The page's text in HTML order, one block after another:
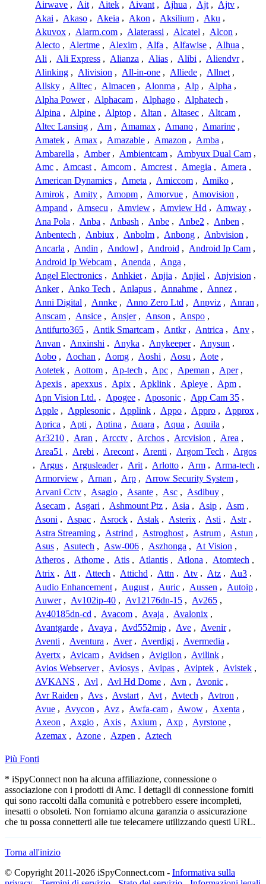
Airwave , Ait , Aitek , Aivant , Ajhua , Ajt , Ajtv ,
Akai , Akaso , Akeia , Akon , Aksilium , Aku ,
Akuvox , Alarm.com , Alaterassi , Alcatel , Alcon ,
Alecto , Alertme , Alexim , Alfa , Alfawise , Alhua ,
Ali , Ali Express , Alianza , Alias , Alibi , Aliendvr ,
Alinking , Alivision , All-in-one , Alliede , Allnet ,
Allsky , Alltec , Almacen , Alonma , Alp , Alpha ,
Alpha Power , Alphacam , Alphago , Alphatech ,
Alpina , Alpine , Alptop , Altan , Altasec , Altcam ,
Altec Lansing , Am , Amamax , Amano , Amarine ,
Amatek , Amax , Amazable , Amazon , Amba ,
Ambarella , Amber , Ambientcam , Ambyux Dual Cam ,
Amc , Amcast , Amcom , Amcrest , Amegia , Amera ,
American Dynamics , Ameta , Amiccom , Amiko ,
Amirok , Amity , Amopm , Amorvue , Amovision ,
Ampand , Amsecu , Amview , Amview Hd , Amway ,
Ana Pola , Anba , Anbash , Anbe , Anbe2 , Anben ,
Anbentech , Anbiux , Anbolm , Anbong , Anbvision ,
Ancarla , Andin , Andowl , Android , Android Ip Cam ,
Android Ip Webcam , Anenda , Anga ,
Angel Electronics , Anhkiet , Anjia , Anjiel , Anjvision ,
Anker , Anko Tech , Anlapus , Annahme , Annez ,
Anni Digital , Annke , Anno Zero Ltd , Anpviz , Anran ,
Anscam , Ansice , Ansjer , Anson , Anspo ,
Antifurto365 , Antik Smartcam , Antkr , Antrica , Anv ,
Anvan , Anxinshi , Anyka , Anykeeper , Anysun ,
Aobo , Aochan , Aomg , Aoshi , Aosu , Aote ,
Aotetek , Aottom , Ap-tech , Apc , Apeman , Aper ,
Apexis , apexxus , Apix , Apklink , Apleye , Apm ,
Apn Vision Ltd. , Apogee , Aposonic , App Cam 35 ,
Apple , Applesonic , Applink , Appo , Appro , Approx ,
Aprica , Apti , Aptina , Aqara , Aqua , Aquila ,
Ar3210 , Aran , Arcctv , Archos , Arcvision , Area ,
Area51 , Arebi , Arecont , Arenti , Argom Tech , Argos
, Argus , Argusleader , Arit , Arlotto , Arm , Arma-tech ,
Armorview , Arnan , Arp , Arrow Security System ,
Arvani Cctv , Asagio , Asante , Asc , Asdibuy ,
Asecam , Asgari , Ashmount Ptz , Asia , Asip , Asm ,
Asoni , Aspac , Asrock , Astak , Asterix , Asti , Astr ,
Astra Streaming , Astrind , Astroghost , Astrum , Astun ,
Asus , Asutech , Asw-006 , Aszhonga , At Vision ,
Atheros , Athome , Atis , Atlantis , Atlona , Atomtech ,
Atrix , Att , Attech , Attichd , Attn , Atv , Atz , Au3 ,
Audio Enhancement , August , Auric , Aussen , Autoip ,
Auwer , Av102ip-40 , Av12176dn-15 , Av265 ,
Av40185dn-cd , Avacom , Avaja , Avalonix ,
Avantgarde , Avaya , Avd552mip , Ave , Avenir ,
Aventi , Aventura , Aver , Averdigi , Avermedia ,
Avertx , Avicam , Avidsen , Avigilon , Avilink ,
Avios Webserver , Aviosys , Avipas , Aviptek , Avistek ,
AVKANS , Avl , Avl Hd Dome , Avn , Avonic ,
Avr Raiden , Avs , Avstart , Avt , Avtech , Avtron ,
Avue , Avycon , Avz , Awfa-cam , Awow , Axenta ,
Axeon , Axgio , Axis , Axium , Axp , Ayrstone ,
Azemax , Azone , Azpen , Aztech
Più Fonti
* iSpyConnect non ha alcuna affiliazione, connessione o
associazione con i prodotti di Amc. I dettagli di connessione forniti
qui sono raccolti dalla comunità e potrebbero essere incompleti,
inesatti o obsoleti. Non forniamo alcuna garanzia o assicurazione
che tu possa connetterti alle tue telecamere utilizzando questi URL.
Torna all'inizio
© Copyright 2011-2026 iSpyConnect.com - Informativa sulla